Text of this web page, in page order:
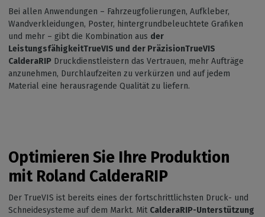
Bei allen Anwendungen – Fahrzeugfolierungen, Aufkleber,
Wandverkleidungen, Poster, hintergrundbeleuchtete Grafiken
und mehr – gibt die Kombination aus der
LeistungsfähigkeitTrueVIS und der PräzisionTrueVIS
CalderaRIP Druckdienstleistern das Vertrauen, mehr Aufträge
anzunehmen, Durchlaufzeiten zu verkürzen und auf jedem
Material eine herausragende Qualität zu liefern.
Optimieren Sie Ihre Produktion
mit Roland CalderaRIP
Der TrueVIS ist bereits eines der fortschrittlichsten Druck- und
Schneidesysteme auf dem Markt. Mit CalderaRIP-Unterstützung